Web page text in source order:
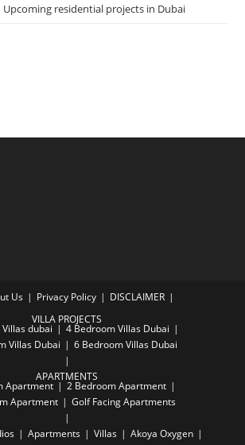
Upcoming residential projects in Dubai
Us Privacy Policy
DISCLAIMER
VILLA PROJECTS
dubai
4 Bedroom Villas Dubai
Villas Dubai
6 Bedroom Villas Dubai
APARTMENTS
Apartment
2 Bedroom Apartment
Apartment
Golf Facing Apartments
Apartments Villas Akoya Oxygen